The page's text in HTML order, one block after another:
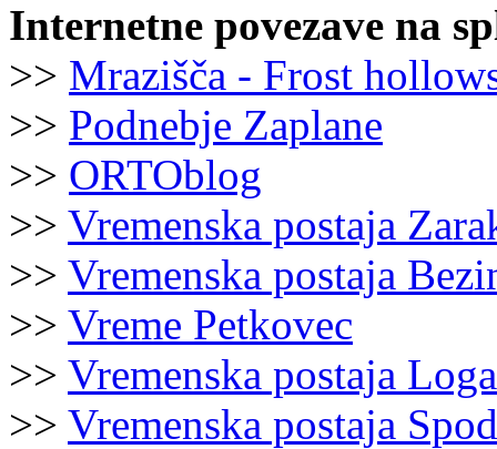
Internetne povezave na
>> Mrazišča - Frost
>> Podnebje Zaplane
>> ORTOblog
>> Vremenska postaja
>> Vremenska postaja
>> Vreme Petkovec
>> Vremenska postaja
>> Vremenska postaja